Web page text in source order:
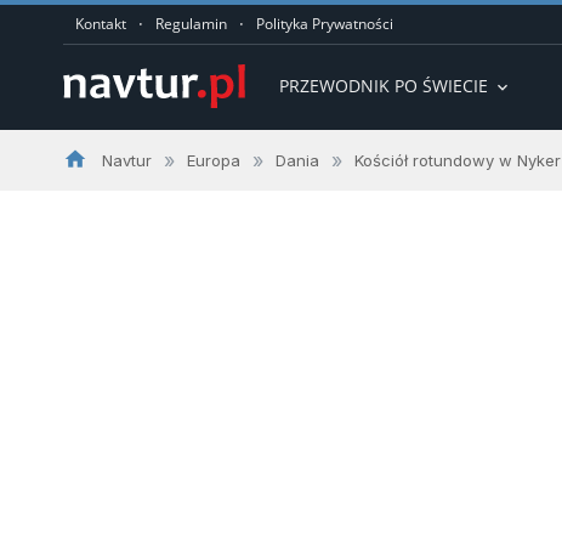
Kontakt · Regulamin · Polityka Prywatności
PRZEWODNIK PO ŚWIECIE expand_more
home Navtur » Europa » Dania » Kościół rotundowy w Nyker